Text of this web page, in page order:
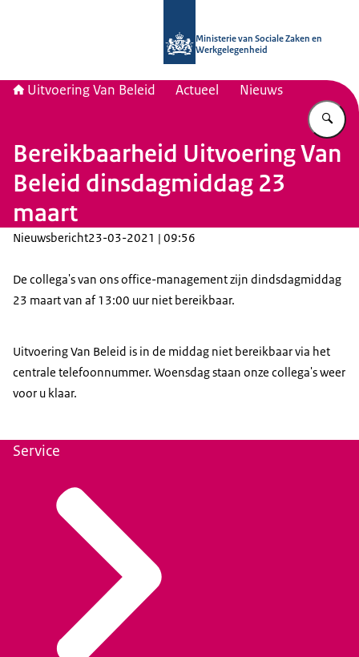
Ministerie van Sociale Zaken en
Werkgelegenheid
Uitvoering Van Beleid Actueel Nieuws
Bereikbaarheid Uitvoering Van
Beleid dinsdagmiddag 23
maart
Nieuwsbericht23-03-2021 | 09:56
De collega's van ons office-management zijn dindsdagmiddag
23 maart van af 13:00 uur niet bereikbaar.
Uitvoering Van Beleid is in de middag niet bereikbaar via het
centrale telefoonnummer. Woensdag staan onze collega's weer
voor u klaar.
Service